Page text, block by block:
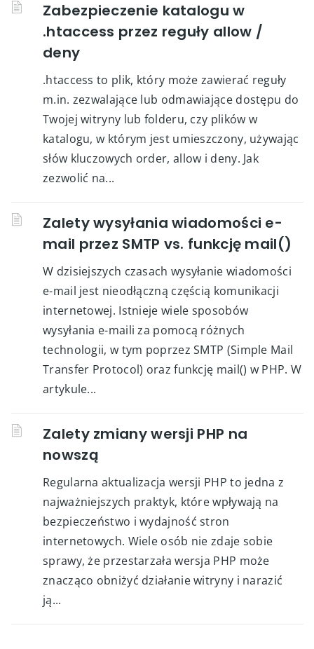
Zabezpieczenie katalogu w
.htaccess przez reguły allow /
deny
.htaccess to plik, który może zawierać reguły
m.in. zezwalające lub odmawiające dostępu do
Twojej witryny lub folderu, czy plików w
katalogu, w którym jest umieszczony, używając
słów kluczowych order, allow i deny. Jak
zezwolić na...
Zalety wysyłania wiadomości e-
mail przez SMTP vs. funkcję mail()
W dzisiejszych czasach wysyłanie wiadomości
e-mail jest nieodłączną częścią komunikacji
internetowej. Istnieje wiele sposobów
wysyłania e-maili za pomocą różnych
technologii, w tym poprzez SMTP (Simple Mail
Transfer Protocol) oraz funkcję mail() w PHP. W
artykule...
Zalety zmiany wersji PHP na
nowszą
Regularna aktualizacja wersji PHP to jedna z
najważniejszych praktyk, które wpływają na
bezpieczeństwo i wydajność stron
internetowych. Wiele osób nie zdaje sobie
sprawy, że przestarzała wersja PHP może
znacząco obniżyć działanie witryny i narazić
ją...